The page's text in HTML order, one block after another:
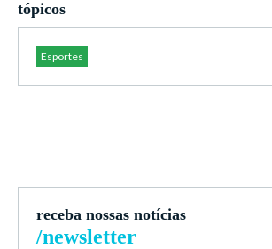
tópicos
Esportes
receba nossas notícias
/newsletter